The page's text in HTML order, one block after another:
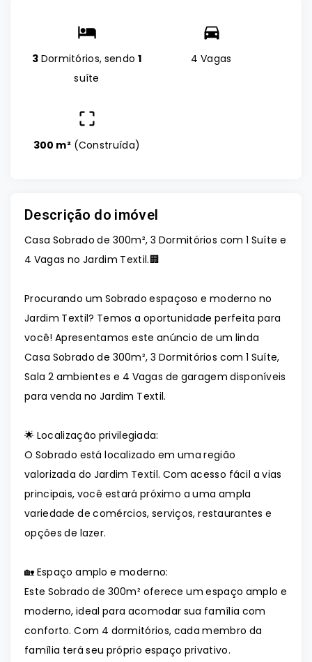
3 Dormitórios, sendo 1
suíte
4 Vagas
300 m² (Construída)
Descrição do imóvel
Casa Sobrado de 300m², 3 Dormitórios com 1 Suíte e
4 Vagas no Jardim Textil.🏢
Procurando um Sobrado espaçoso e moderno no
Jardim Textil? Temos a oportunidade perfeita para
você! Apresentamos este anúncio de um linda
Casa Sobrado de 300m², 3 Dormitórios com 1 Suíte,
Sala 2 ambientes e 4 Vagas de garagem disponíveis
para venda no Jardim Textil.
🌟 Localização privilegiada:
O Sobrado está localizado em uma região
valorizada do Jardim Textil. Com acesso fácil a vias
principais, você estará próximo a uma ampla
variedade de comércios, serviços, restaurantes e
opções de lazer.
🏡 Espaço amplo e moderno:
Este Sobrado de 300m² oferece um espaço amplo e
moderno, ideal para acomodar sua família com
conforto. Com 4 dormitórios, cada membro da
família terá seu próprio espaço privativo.